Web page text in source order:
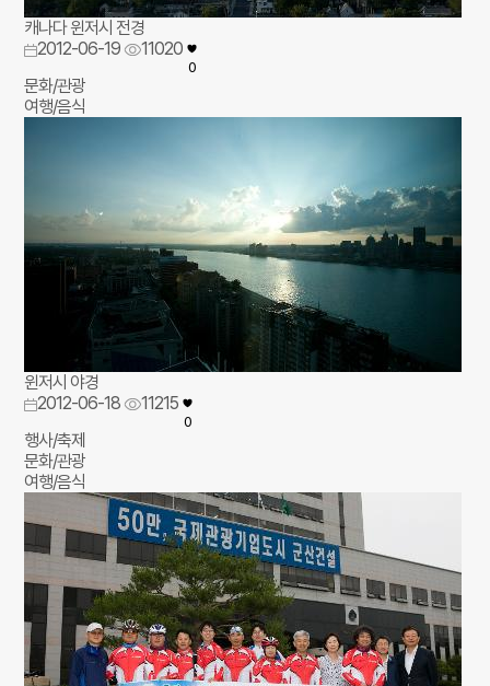
캐나다 윈저시 전경
2012-06-19
11020
0
문화/관광
여행/음식
윈저시 야경
2012-06-18
11215
0
행사/축제
문화/관광
여행/음식